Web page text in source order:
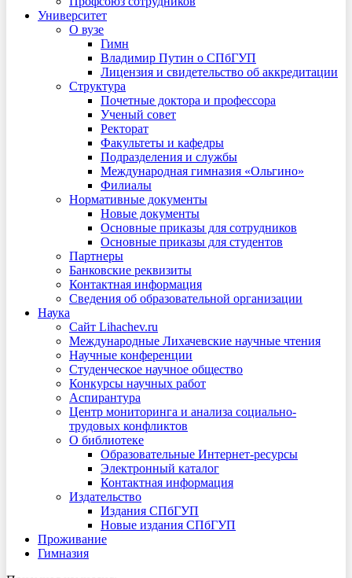
Университет
О вузе
Гимн
Владимир Путин о СПбГУП
Лицензия и свидетельство об аккредитации
Структура
Почетные доктора и профессора
Ученый совет
Ректорат
Факультеты и кафедры
Подразделения и службы
Международная гимназия «Ольгино»
Филиалы
Нормативные документы
Новые документы
Основные приказы для сотрудников
Основные приказы для студентов
Партнеры
Банковские реквизиты
Контактная информация
Сведения об образовательной организации
Наука
Сайт Lihachev.ru
Международные Лихачевские научные чтения
Научные конференции
Студенческое научное общество
Конкурсы научных работ
Аспирантура
Центр мониторинга и анализа социально-
трудовых конфликтов
О библиотеке
Образовательные Интернет-ресурсы
Электронный каталог
Контактная информация
Издательство
Издания СПбГУП
Новые издания СПбГУП
Проживание
Гимназия